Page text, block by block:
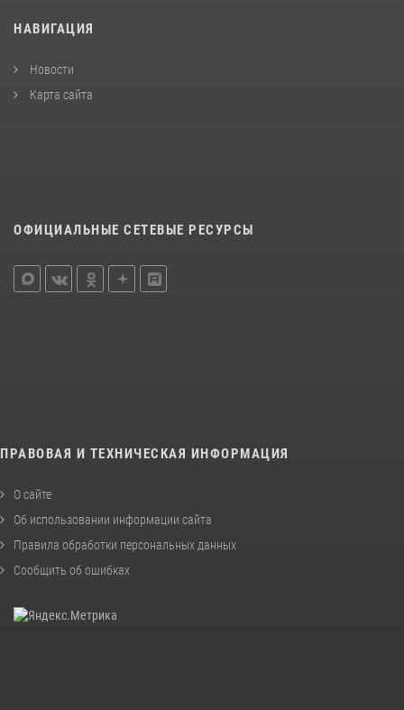
НАВИГАЦИЯ
Новости
Карта сайта
ОФИЦИАЛЬНЫЕ СЕТЕВЫЕ РЕСУРСЫ
ПРАВОВАЯ И ТЕХНИЧЕСКАЯ ИНФОРМАЦИЯ
О сайте
Об использовании информации сайта
Правила обработки персональных данных
Сообщить об ошибках